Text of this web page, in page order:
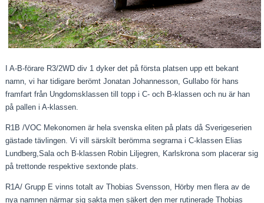
I A-B-förare R3/2WD div 1 dyker det på första platsen upp ett bekant
namn, vi har tidigare berömt Jonatan Johannesson, Gullabo för hans
framfart från Ungdomsklassen till topp i C- och B-klassen och nu är han
på pallen i A-klassen.
R1B /VOC Mekonomen är hela svenska eliten på plats då Sverigeserien
gästade tävlingen. Vi vill särskilt berömma segrarna i C-klassen Elias
Lundberg,Sala och B-klassen Robin Liljegren, Karlskrona som placerar sig
på trettonde respektive sextonde plats.
R1A/ Grupp E vinns totalt av Thobias Svensson, Hörby men flera av de
nya namnen närmar sig sakta men säkert den mer rutinerade Thobias